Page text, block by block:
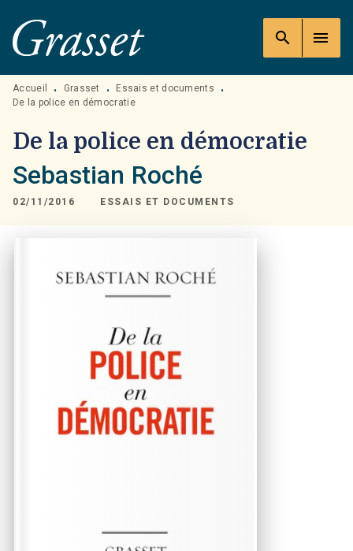
MENU RECHERCHE
PIED DE PAGE
search menu
Accueil • Grasset • Essais et documents
•
De la police en démocratie
De la police en démocratie
Sebastian Roché
02/11/2016 ESSAIS ET DOCUMENTS